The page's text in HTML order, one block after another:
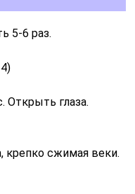
5-6 раз.
Открыть глаза.
крепко сжимая веки.